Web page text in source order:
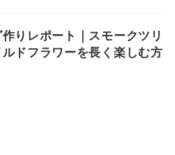
りレポート｜スモークツリ
ドフラワーを長く楽しむ方